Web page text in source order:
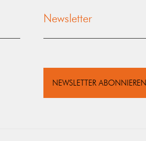
Newsletter
NEWSLETTER ABONNIEREN